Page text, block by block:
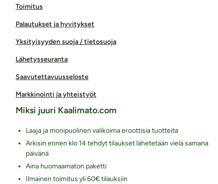
Toimitus
Palautukset ja hyvitykset
Yksityisyyden suoja / tietosuoja
Lähetysseuranta
Saavutettavuusseloste
Markkinointi ja yhteistyöt
Miksi juuri Kaalimato.com
Laaja ja monipuolinen valikoima eroottisia tuotteita
Arkisin ennen klo 14 tehdyt tilaukset lähetetään vielä samana
päivänä
Aina huomaamaton paketti
Ilmainen toimitus yli 60€ tilauksiin